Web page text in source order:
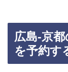
広島-京都
を予約す